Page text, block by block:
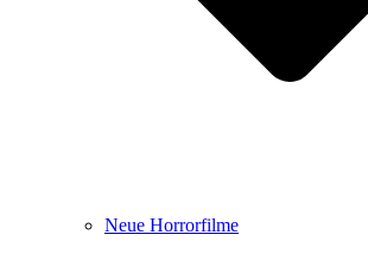
Neue Horrorfilme